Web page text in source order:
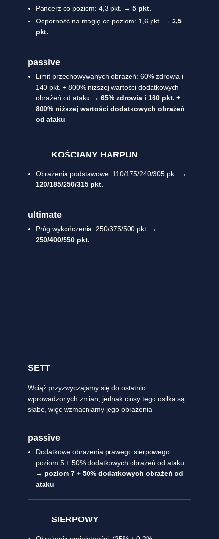
Pancerz co poziom: 4,3 pkt. → 5 pkt.
Odporność na magię co poziom: 1,6 pkt. → 2,5
pkt.
passive
Limit przechowywanych obrażeń: 60% zdrowia i
140 pkt. + 800% niższej wartości dodatkowych
obrażeń od ataku → 65% zdrowia i 160 pkt. +
800% niższej wartości dodatkowych obrażeń
od ataku
KOŚCIANY HARPUN
Obrażenia podstawowe: 110/175/240/305 pkt. →
120/185/250/315 pkt.
ultimate
Próg wykończenia: 250/375/500 pkt. →
250/400/550 pkt.
SETT
Wciąż przyzwyczajamy się do ostatnio
wprowadzonych zmian, jednak ciosy tego osiłka są
słabe, więc wzmacniamy jego obrażenia.
passive
Dodatkowe obrażenia prawego sierpowego:
poziom 5 + 50% dodatkowych obrażeń od ataku
→ poziom 7 + 50% dodatkowych obrażeń od
ataku
SIERPOWY